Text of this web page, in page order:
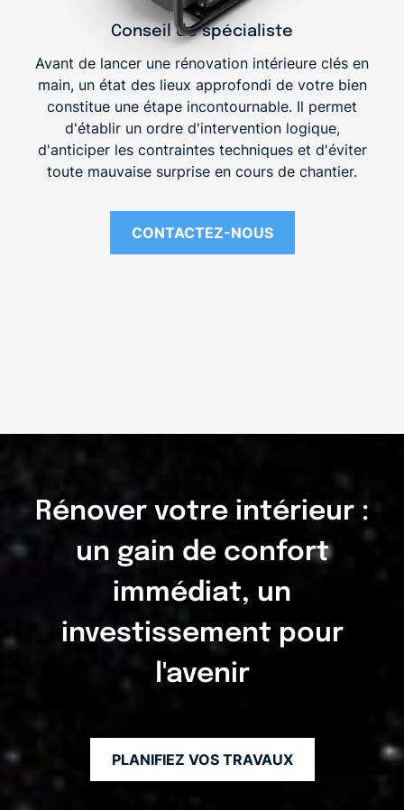
Conseil de spécialiste
Avant de lancer une rénovation intérieure clés en
main, un état des lieux approfondi de votre bien
constitue une étape incontournable. Il permet
d'établir un ordre d'intervention logique,
d'anticiper les contraintes techniques et d'éviter
toute mauvaise surprise en cours de chantier.
CONTACTEZ-NOUS
Rénover votre intérieur :
un gain de confort
immédiat, un
investissement pour
l'avenir
PLANIFIEZ VOS TRAVAUX